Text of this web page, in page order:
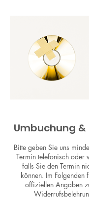
Umbuchung
Bitte geben Sie uns
Termin telefonisch oder
falls Sie den Termin
können. Im Folgenden
offiziellen Angaben